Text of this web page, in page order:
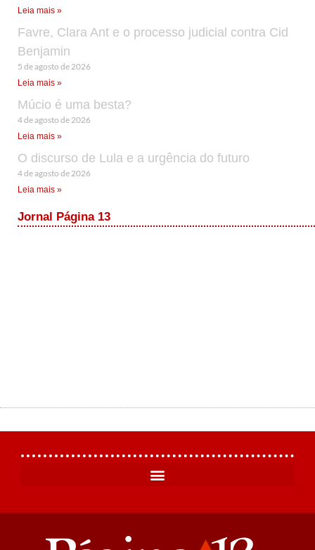
Leia mais »
Favre, Clara Ant e o processo judicial contra Cid
Benjamin
5 de agosto de 2026
Leia mais »
Múcio é uma besta?
4 de agosto de 2026
Leia mais »
O discurso de Lula e a urgência do futuro
4 de agosto de 2026
Leia mais »
Jornal Página 13